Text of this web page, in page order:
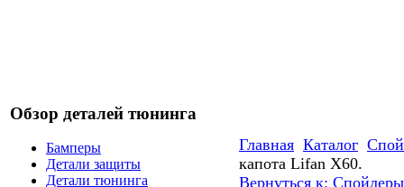
Обзор деталей тюнинга
Бамперы
Детали защиты
Детали тюнинга
Главная Каталог
капота Lifan X60.
Вернуться к: